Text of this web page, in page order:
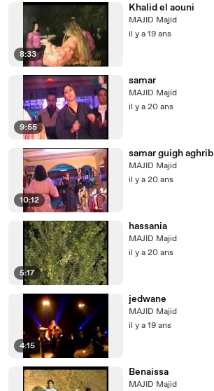
8:33
Khalid el aouni
MAJID Majid
il y a 19 ans
9:55
samar
MAJID Majid
il y a 20 ans
10:12
samar guigh aghrib
MAJID Majid
il y a 20 ans
5:17
hassania
MAJID Majid
il y a 20 ans
4:15
jedwane
MAJID Majid
il y a 19 ans
Benaissa
MAJID Majid